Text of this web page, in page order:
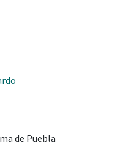
de Puebla